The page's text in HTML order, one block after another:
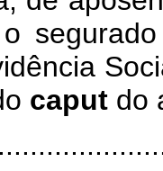
o
caput do